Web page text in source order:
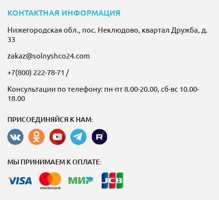
КОНТАКТНАЯ ИНФОРМАЦИЯ
Нижегородская обл., пос. Неклюдово, квартал Дружба, д.
33
zakaz@solnyshco24.com
+7(800) 222-78-71 /
Консультации по телефону: пн-пт 8.00-20.00, сб-вс 10.00-
18.00
ПРИСОЕДИНЯЙСЯ К НАМ:
МЫ ПРИНИМАЕМ К ОПЛАТЕ: